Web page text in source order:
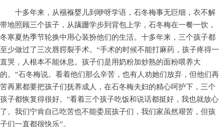
十多年来，从襁褓婴儿到咿呀学语，石冬梅事无巨细，衣不解
带地照顾三个孩子，从蹒跚学步到背包上学，石冬梅在一餐一饮，
冬寒夏热季节轮换中用心装扮他们的生活。十多年来，三个孩子都
至少做过了三次唇腭裂手术。“手术的时候不能打麻药，孩子疼得一
直哭，人根本不能休息。孩子们是用奶粉加炒熟的面粉喂养大
的。”石冬梅说。看着他们那么辛苦，也有人劝她们放弃，但他们再
苦再累都要把孩子们抚养成人，在石冬梅夫妇的精心呵护下，三个
孩子都恢复得很好。"看着三个孩子吃饭和说话都挺好，我也就放心
了。我们宁肯自己吃苦也不能委屈孩子们，我们家虽然艰苦，但孩
子们一直都很快乐”。